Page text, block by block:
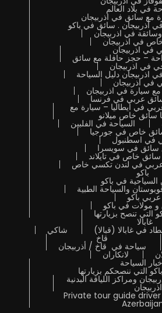
في بلاد العالم
مع سائق في اذربيجان
أذربيجان . سائق في باكو
في اذربيجان
في اذربيجان
في اذربيجان
– حجز حافلة مع سائق
في اذربيجان
دليل السياحة
في اذربيجان
سيارة في اذربيجان
عربي في فرنسا
في ايطاليا – سيارة مع
خاص ميلانو
السياحة في الفلبين
خاص في جورجيا
في اسطنبول
سائق في سويسرا
سائق خاص في تايلاند
عربي في لندن تكسي خاص
باكو
السياحية في باكو
والسياحة الطبية
باكو
مولات في باكو
تنصح بزيارتها
شاكي
غابالا
في غابالا (قبالا)
قاخ
سياحة في قاخ / أذربيجان
لانكاران
السياحة
التي ننصحكم بزيارتها
ومراكز اللياقة البدنية
Private tour guide